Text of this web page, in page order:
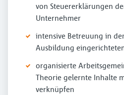
von Steuererklärungen
Unternehmer
intensive Betreuung in
Ausbildung
organisierte
Theorie gelernte Inhalte
verknüpfen